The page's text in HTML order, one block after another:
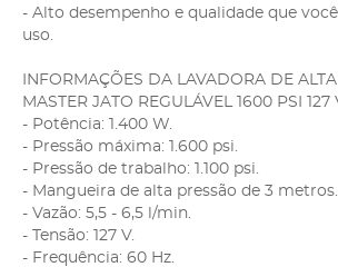
- Alto desempenho e qualidade que
uso.
INFORMAÇÕES DA LAVADORA DE
MASTER JATO REGULÁVEL 1600 PSI 127
- Potência: 1.400 W.
- Pressão máxima: 1.600 psi.
- Pressão de trabalho: 1.100 psi.
- Mangueira de alta pressão de 3 metros.
- Vazão: 5,5 - 6,5 l/min.
- Tensão: 127 V.
- Frequência: 60 Hz.